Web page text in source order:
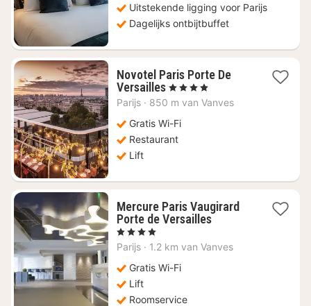
Uitstekende ligging voor Parijs
Dagelijks ontbijtbuffet
Novotel Paris Porte De
Versailles1
nacht
€
169,35
, 4 Sterren
Parijs · 850 m van Vanves
Gratis Wi-Fi
Restaurant
Lift
Mercure Paris Vaugirard
Porte de Versailles1
vanaf
, 4 Sterren
Parijs · 1.2 km van Vanves
Gratis Wi-Fi
Lift
Roomservice